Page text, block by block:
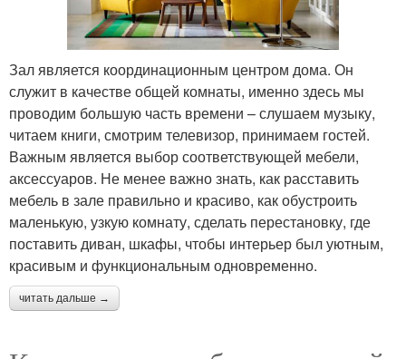
Зал является координационным центром дома. Он
служит в качестве общей комнаты, именно здесь мы
проводим большую часть времени – слушаем музыку,
читаем книги, смотрим телевизор, принимаем гостей.
Важным является выбор соответствующей мебели,
аксессуаров. Не менее важно знать, как расставить
мебель в зале правильно и красиво, как обустроить
маленькую, узкую комнату, сделать перестановку, где
поставить диван, шкафы, чтобы интерьер был уютным,
красивым и функциональным одновременно.
читать дальше →